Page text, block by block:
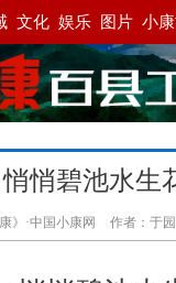
悄悄碧池水生
》·中国小康网 作者：于园